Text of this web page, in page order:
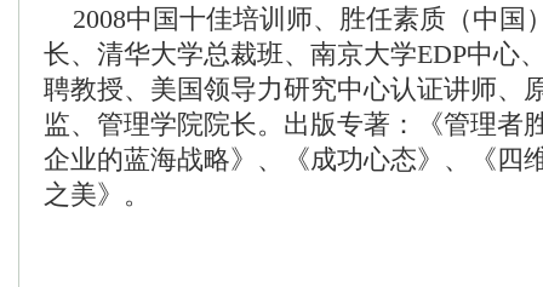
2008中国十佳培训师、胜任素质（中国
长、清华大学总裁班、南京大学EDP中心
聘教授、美国领导力研究中心认证讲师、
监、管理学院院长。出版专著：《管理者
企业的蓝海战略》、《成功心态》、《四
之美》。